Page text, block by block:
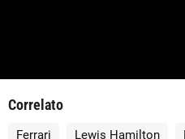
Correlato
Ferrari Lewis Hamilton